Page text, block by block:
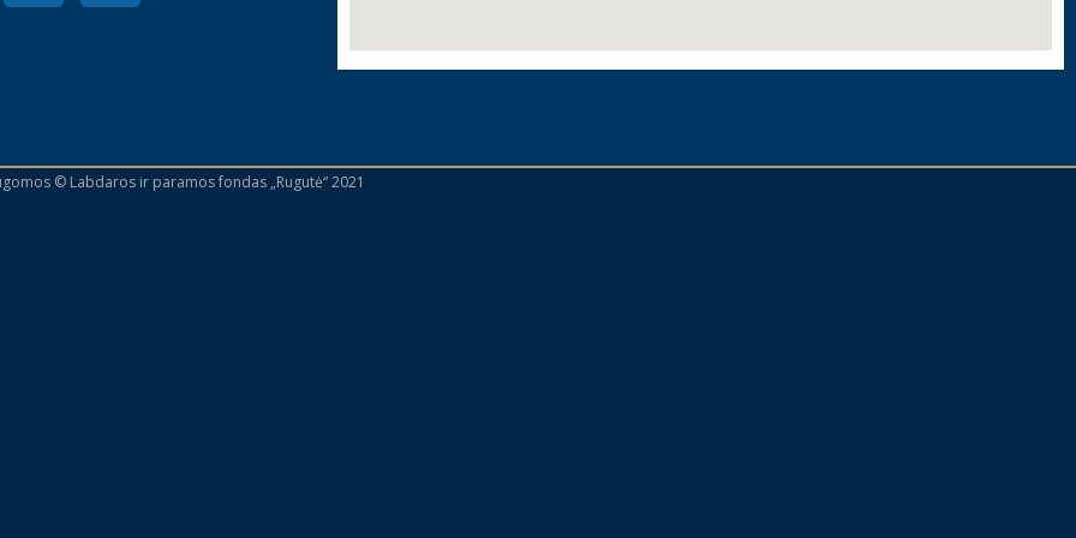
© Labdaros ir paramos fondas „Rugutė“ 2021